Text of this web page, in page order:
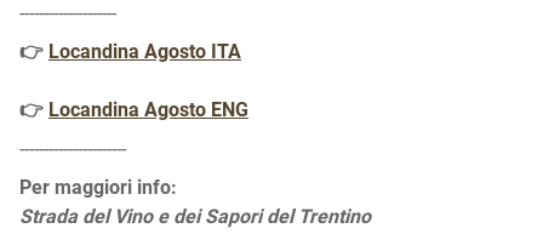
--------------------
👉 Locandina Agosto ITA
👉 Locandina Agosto ENG
----------------------
Per maggiori info:
Strada del Vino e dei Sapori del Trentino